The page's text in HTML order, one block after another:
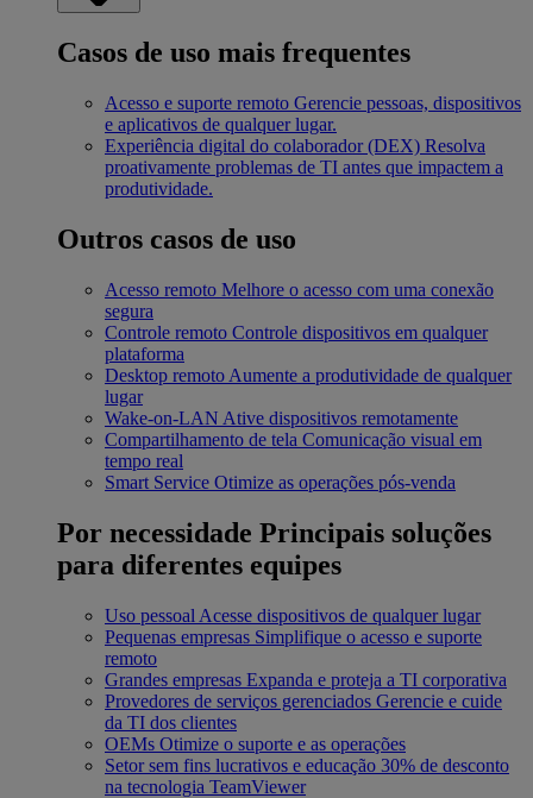
Casos de uso mais frequentes
Acesso e suporte remoto Gerencie pessoas, dispositivos
e aplicativos de qualquer lugar.
Experiência digital do colaborador (DEX) Resolva
proativamente problemas de TI antes que impactem a
produtividade.
Outros casos de uso
Acesso remoto Melhore o acesso com uma conexão
segura
Controle remoto Controle dispositivos em qualquer
plataforma
Desktop remoto Aumente a produtividade de qualquer
lugar
Wake-on-LAN Ative dispositivos remotamente
Compartilhamento de tela Comunicação visual em
tempo real
Smart Service Otimize as operações pós-venda
Por necessidade Principais soluções
para diferentes equipes
Uso pessoal Acesse dispositivos de qualquer lugar
Pequenas empresas Simplifique o acesso e suporte
remoto
Grandes empresas Expanda e proteja a TI corporativa
Provedores de serviços gerenciados Gerencie e cuide
da TI dos clientes
OEMs Otimize o suporte e as operações
Setor sem fins lucrativos e educação 30% de desconto
na tecnologia TeamViewer